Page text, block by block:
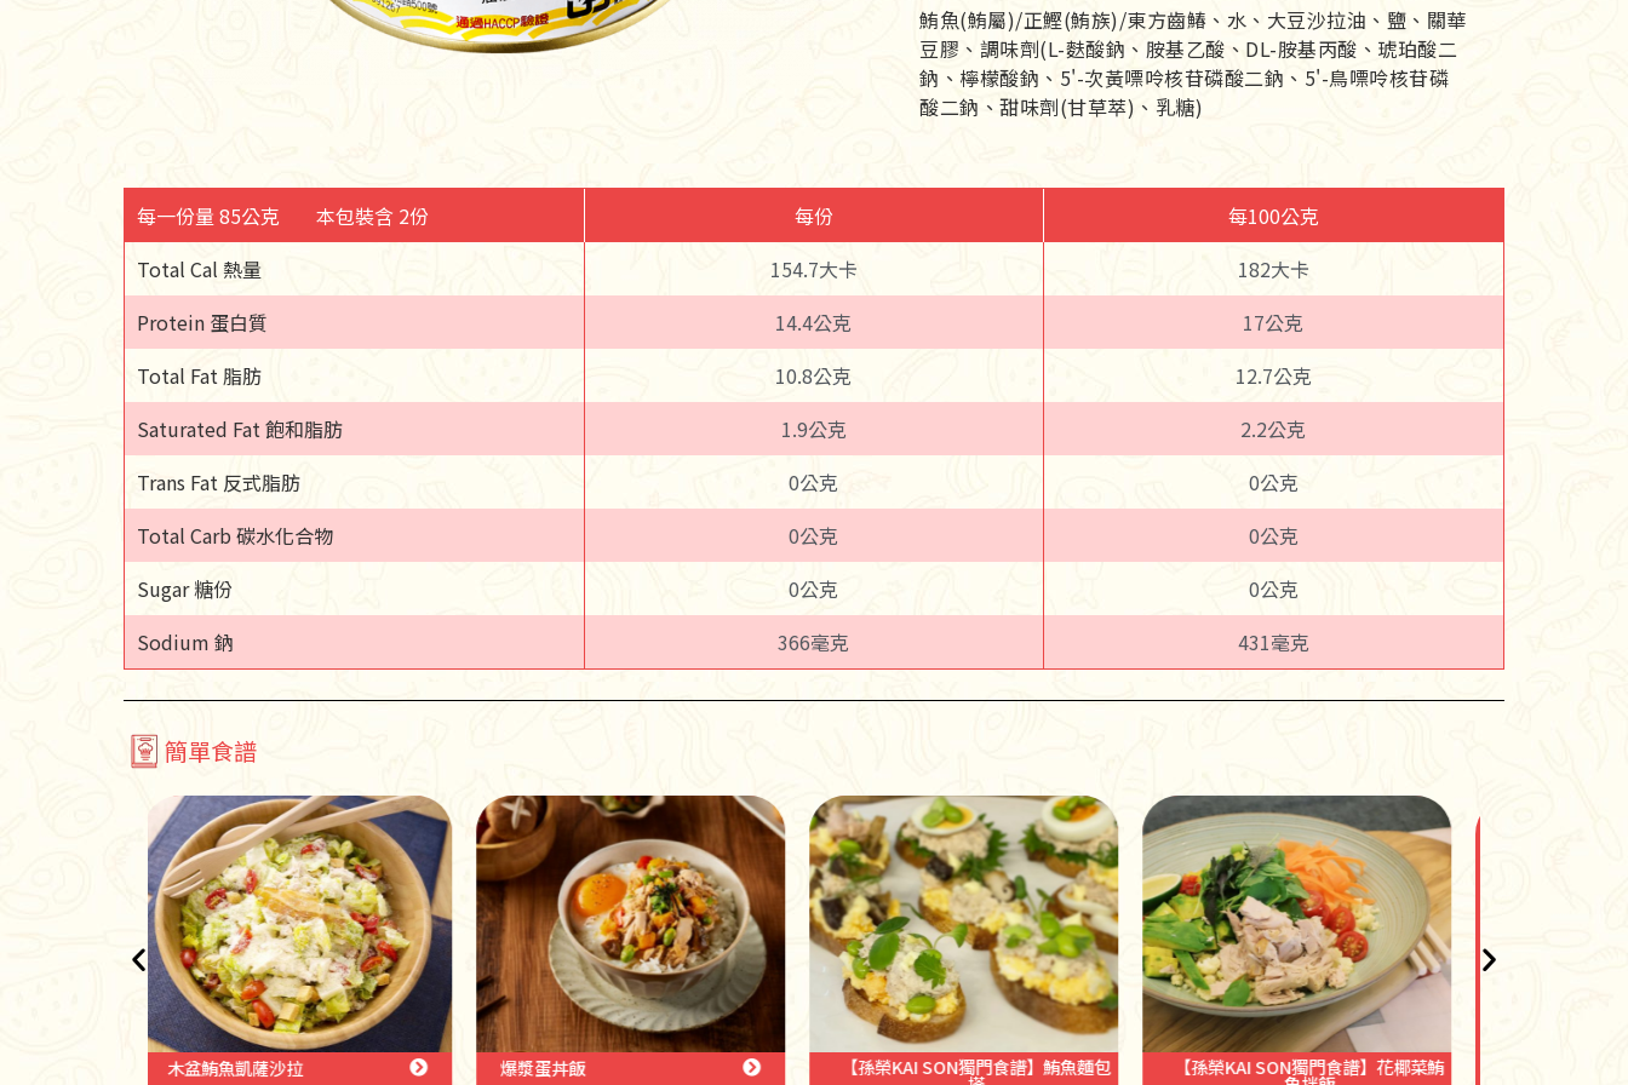
鮪魚(鮪屬)/正鰹(鮪族)/東方齒鰆、水、大豆沙拉油、鹽、關華
豆膠、調味劑(L-麩酸鈉、胺基乙酸、DL-胺基丙酸、琥珀酸二
鈉、檸檬酸鈉、5'-次黃嘌呤核苷磷酸二鈉、5'-鳥嘌呤核苷磷
酸二鈉、甜味劑(甘草萃)、乳糖)
每一份量 85公克 本包裝含 2份 每份
每100公克
Total Cal 熱量
154.7大卡
182大卡
Protein 蛋白質
14.4公克
17公克
Total Fat 脂肪
10.8公克
12.7公克
Saturated Fat 飽和脂肪
1.9公克
2.2公克
Trans Fat 反式脂肪
0公克
0公克
Total Carb 碳水化合物
0公克
0公克
Sugar 糖份
0公克
0公克
Sodium 鈉
366毫克 431毫克
簡單食譜
爆漿蛋丼飯 【孫榮KAI SON獨門食譜】鮪魚麵包 【孫榮KAI SON獨門食譜】花椰菜鮪
海底鷄涼拌玉米筍